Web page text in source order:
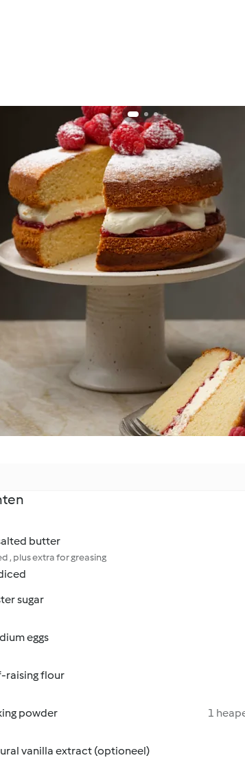
butter
, plus extra for greasing
sugar
eggs
raising flour
powder 1
vanilla extract (optioneel)